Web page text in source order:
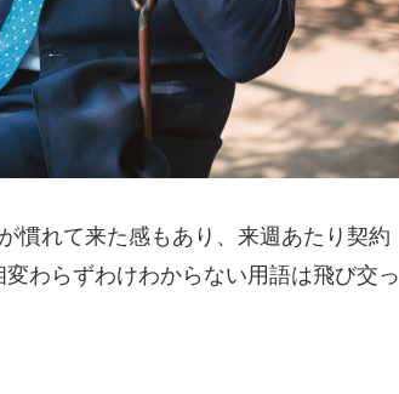
慣れて来た感もあり、来週あたり契約
わらずわけわからない用語は飛び交っ